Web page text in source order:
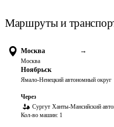
Маршруты и
Москва →
Москва
Ноябрьск
Ямало-Ненецкий автономный округ
Через
Сургут Ханты-Мансийский
Кол-во машин: 1